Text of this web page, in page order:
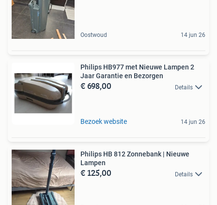
Oostwoud 14 jun 26
Philips HB977 met Nieuwe Lampen 2
Jaar Garantie en Bezorgen
€ 698,00 Details
Bezoek website 14 jun 26
Philips HB 812 Zonnebank | Nieuwe
Lampen
€ 125,00 Details